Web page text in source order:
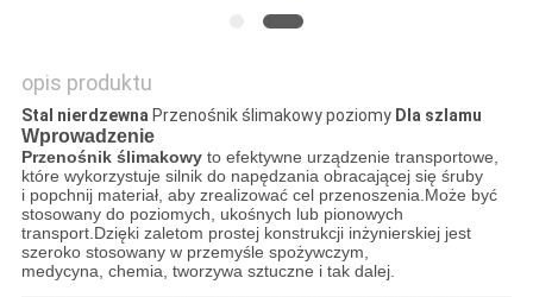
opis produktu
Stal nierdzewna Przenośnik ślimakowy poziomyDla szlamu
Wprowadzenie
Przenośnik ślimakowyto efektywne urządzenie transportowe,
które wykorzystuje silnik do napędzania obracającej się śruby
i popchnij materiał, aby zrealizować cel przenoszenia.Może być
stosowany do poziomych, ukośnych lub pionowych
transport.Dzięki zaletom prostej konstrukcji inżynierskiej jest
szeroko stosowany w przemyśle spożywczym,
medycyna, chemia, tworzywa sztuczne i tak dalej.